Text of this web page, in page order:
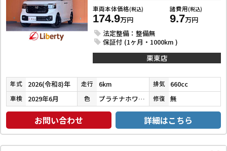
車両本体価格(税込)
174.9万円
諸費用(税込)
9.7万円
法定整備：整備無
保証付 (1ヶ月・1000km )
栗東店
年式 2026(令和8)年 走行 6km 排気 660cc
車検 2029年6月 色 プラチナホワイトパール 修復 無
お問い合わせ 詳細はこちら